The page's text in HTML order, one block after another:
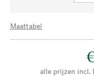
Maattabel
alle prijzen incl.